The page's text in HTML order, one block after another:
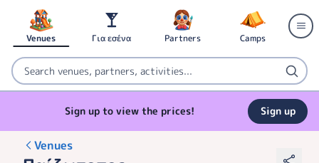
Venues Για εσένα Partners Camps
Sign up to view the prices! Sign up
Venues